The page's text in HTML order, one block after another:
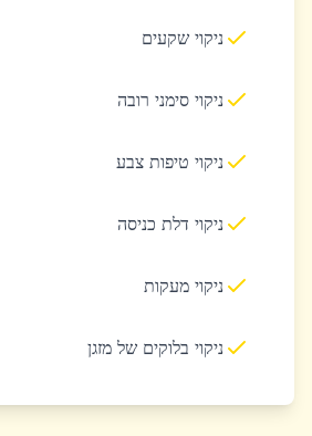
ניקוי שקעים
ניקוי סימני רובה
ניקוי טיפות צבע
ניקוי דלת כניסה
ניקוי מעקות
ניקוי בלוקים של מזגן